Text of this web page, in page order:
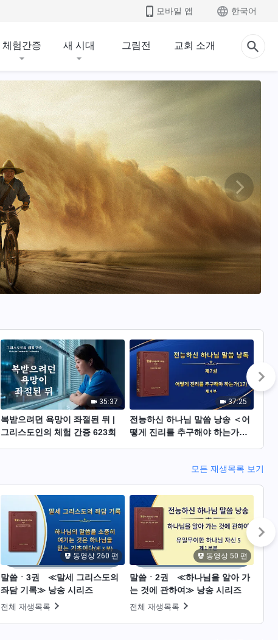
모바일 앱 한국어
체험간증 새 시대 그림전 교회 소개
35:37
복받으려던 욕망이 좌절된 뒤 |
그리스도인의 체험 간증 623회
37:25
전능하신 하나님 말씀 낭송 ＜어
떻게 진리를 추구해야 하는가
체
모든 재생목록 보기
동영상 260 편
말씀ㆍ3권 ≪말세 그리스도의
좌담 기록≫ 낭송 시리즈
전체 재생목록
동영상 50 편
말씀ㆍ2권 ≪하나님을 알아 가
는 것에 관하여≫ 낭송 시리즈
전체 재생목록